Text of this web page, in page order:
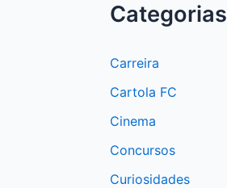
Categorias
Carreira
Cartola FC
Cinema
Concursos
Curiosidades